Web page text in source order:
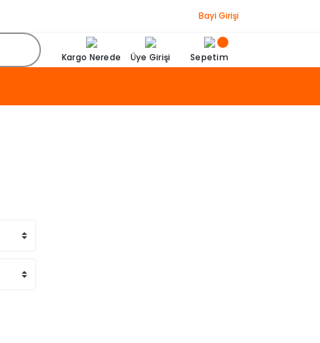
Bayi Girişi
Kargo Nerede Üye Girişi Sepetim